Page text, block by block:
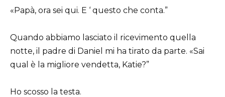
«Papà, ora sei qui. E ‘ questo che conta.”
Quando abbiamo lasciato il ricevimento quella
notte, il padre di Daniel mi ha tirato da parte. «Sai
qual è la migliore vendetta, Katie?”
Ho scosso la testa.